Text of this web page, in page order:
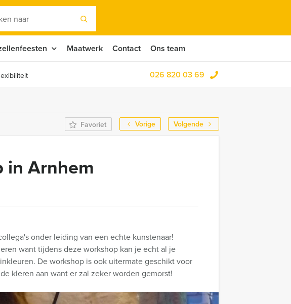
Maatwerk Contact Ons team
026 820 03 69
Vorige Volgende
Favoriet
in Arnhem
onder leiding van een echte kunstenaar!
want tijdens deze workshop kan je echt al je
De workshop is ook uitermate geschikt voor
kleren aan want er zal zeker worden gemorst!